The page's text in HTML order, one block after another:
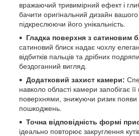
вражаючий тривимірний ефект і
бачити оригінальний дизайн
підкреслюючи його унікальність.
Гладка поверхня з сатиновим
сатиновий блиск надає чохлу
відбитків пальців та дрібних
бездоганний вигляд.
Додатковий захист камери:
навколо області камери запобігає її
поверхнями, знижуючи ризик появи
пошкоджень.
Точна відповідність формі
ідеально повторює закруглення